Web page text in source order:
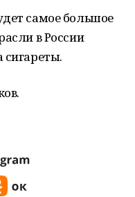
самое большое
в России
сигареты.